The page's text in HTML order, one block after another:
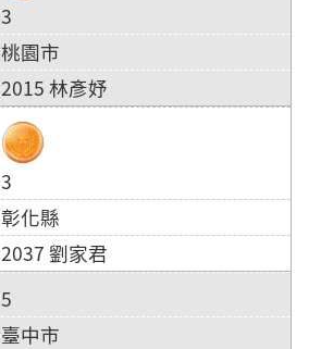
3
桃園市
2015 林彥妤
3
彰化縣
2037 劉家君
5
臺中市